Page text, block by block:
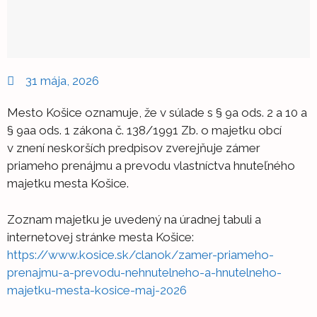
31 mája, 2026
Mesto Košice oznamuje, že v súlade s § 9a ods. 2 a 10 a
§ 9aa ods. 1 zákona č. 138/1991 Zb. o majetku obcí
v znení neskorších predpisov zverejňuje zámer
priameho prenájmu a prevodu vlastníctva hnuteľného
majetku mesta Košice.
Zoznam majetku je uvedený na úradnej tabuli a
internetovej stránke mesta Košice:
https://www.kosice.sk/clanok/zamer-priameho-
prenajmu-a-prevodu-nehnutelneho-a-hnutelneho-
majetku-mesta-kosice-maj-2026